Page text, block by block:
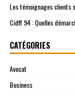
Les témoignages clients
Cidff 94 : Quelles
CATÉGORIES
Avocat
Business